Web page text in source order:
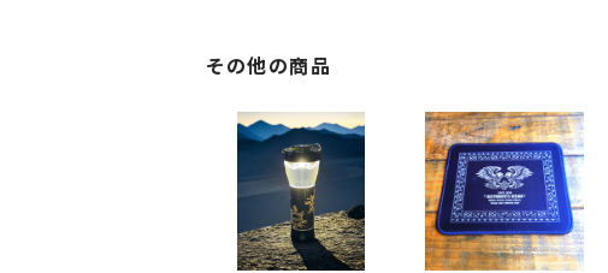
その他の商品